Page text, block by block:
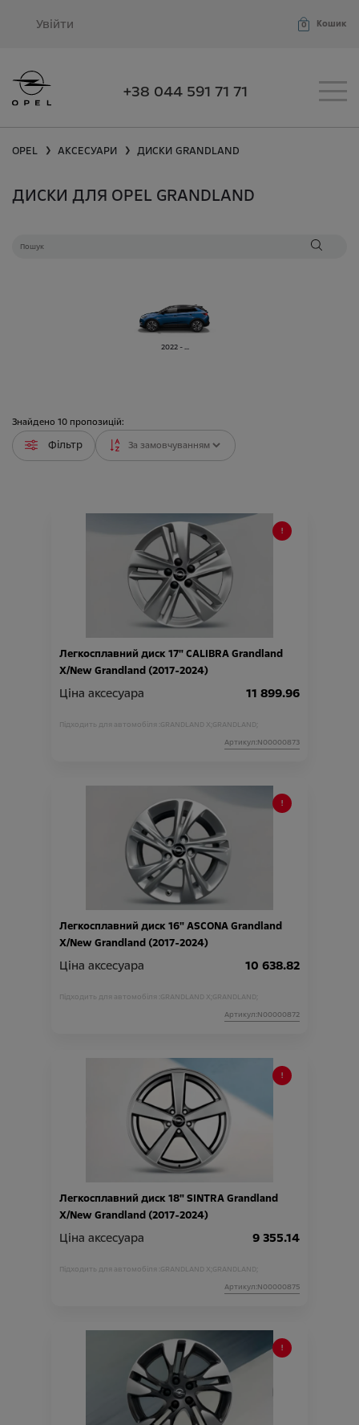
Увійти 0 Кошик
+38 044 591 71 71
OPEL ❯ АКСЕСУАРИ ❯ ДИСКИ GRANDLAND
ДИСКИ ДЛЯ OPEL GRANDLAND
2022 - ...
Знайдено 10 пропозицій:
Фільтр
Легкосплавний диск 17" CALIBRA Grandland
X/New Grandland (2017-2024)
Ціна аксесуара 11 899.96
Підходить для автомобіля : GRANDLAND X; GRANDLAND;
Артикул:N00000873
Легкосплавний диск 16" ASCONA Grandland
X/New Grandland (2017-2024)
Ціна аксесуара 10 638.82
Підходить для автомобіля : GRANDLAND X; GRANDLAND;
Артикул:N00000872
Легкосплавний диск 18" SINTRA Grandland
X/New Grandland (2017-2024)
Ціна аксесуара 9 355.14
Підходить для автомобіля : GRANDLAND X; GRANDLAND;
Артикул:N00000875